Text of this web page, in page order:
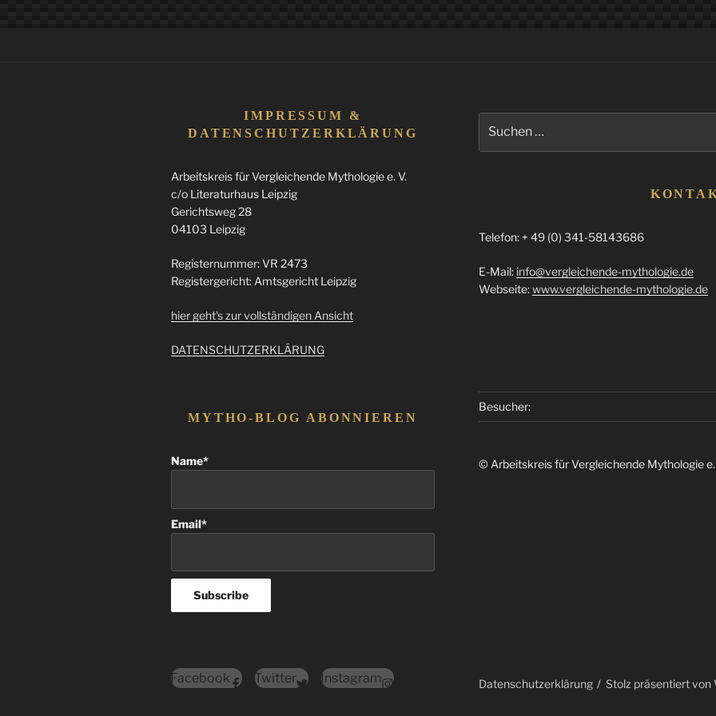
die
Leser
unseres
IMPRESSUM &
DATENSCHUTZERKLÄRUNG
Arbeitskreis für Vergleichende Mythologie e. V.
c/o Literaturhaus Leipzig
Gerichtsweg 28
04103 Leipzig
Registernummer: VR 2473
Registergericht: Amtsgericht Leipzig
hier geht’s zur vollständigen Ansicht
DATENSCHUTZERKLÄRUNG
MYTHO-BLOG ABONNIEREN
Name*
Email*
nach:
Telefon: + 49 (0) 341-58143686
E-Mail: info@vergleichende-mythologie.de
Webseite:www.vergleichende-mythologie.de
Besucher:
© Arbeitskreis für Vergleichende Mythologie
Facebook Twitter Instagram Datenschutzerklärung Stolz präsentiert von